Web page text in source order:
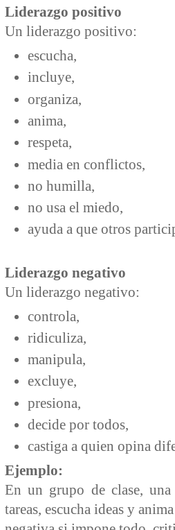
Liderazgo positivo
Un liderazgo positivo:
escucha,
incluye,
organiza,
anima,
respeta,
media en conflictos,
no humilla,
no usa el miedo,
ayuda a que otros
Liderazgo negativo
Un liderazgo negativo:
controla,
ridiculiza,
manipula,
excluye,
presiona,
decide por todos,
castiga a quien opina
Ejemplo:
En un grupo de clase,
tareas, escucha ideas y